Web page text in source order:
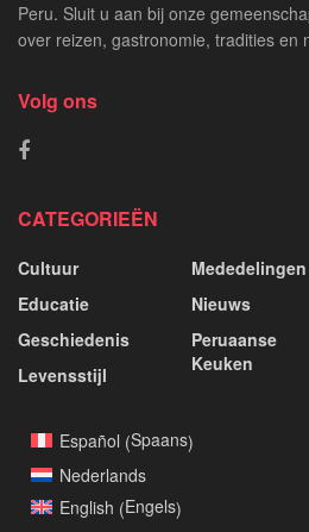
Peru. Sluit u aan bij onze
over reizen, gastronomie, tradities en
Volg ons
CATEGORIEËN
Cultuur
Educatie
Geschiedenis
Levensstijl
Mededelingen
Nieuws
Peruaanse
Keuken
Español (Spaans)
Nederlands
English (Engels)